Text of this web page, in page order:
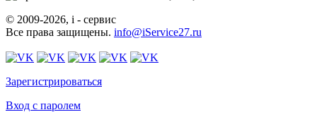
© 2009-2026, i - сервис
Все права защищены. info@iService27.ru
Зарегистрироваться
Вход с паролем